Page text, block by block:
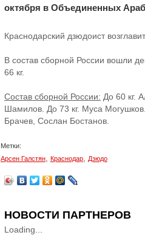
октября в Объединенных
Краснодарский дзюдоист
В состав сборной России вошли
66 кг.
Состав сборной России: До 60 кг.
Шамилов. До 73 кг. Муса
Брачев, Сослан Бостанов.
Метки:
Арсен Галстян
Краснодар Дзюдо
НОВОСТИ ПАРТНЕРОВ
Loading...